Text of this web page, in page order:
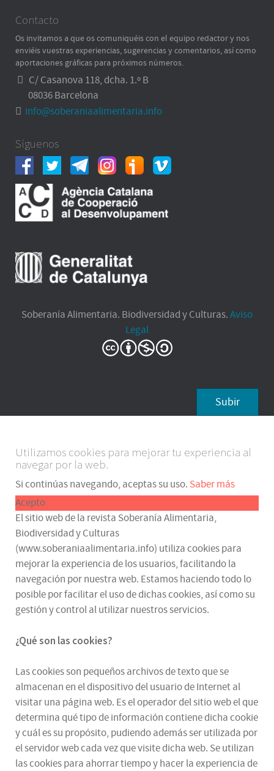
Contacto
Os invitamos a que os comuniquéis con el equipo redactor y nos
enviéis vuestras experiencias, sugerencias y comentarios, así como
aportaciones gráficas para próximos números.
C/ Casanova 118, dcha. 1.º B
08036 Barcelona
info@soberaniaalimentaria.info
Síguenos
Soberanía Alimentaria. Biodiversidad y Culturas.Aviso
Legal
Subir
Utilizamos cookies para mejorar tu experiencia al
navegar por la web.
Si continúas navegando, aceptas su uso. Saber más
Acepto
El sitio web de la revista Soberanía Alimentaria,
Biodiversidad y Culturas
(www.soberaniaalimentaria.info) utiliza cookies para
mejorar la experiencia de los usuarios, facilitando la
navegación por nuestra web. Estamos haciendo todo lo
posible por facilitar el uso de dichas cookies, así como su
gestión y control al utilizar nuestros servicios.
¿Qué son las cookies?
Las cookies son pequeños archivos de texto que se
almacenan en el dispositivo del usuario de Internet al
visitar una página web. Es el operador del sitio web el que
determina qué tipo de información contiene dicha cookie
y cuál es su propósito, pudiendo además ser utilizada por
el servidor web cada vez que visite dicha web. Se utilizan
las cookies para ahorrar tiempo y hacer la experiencia de